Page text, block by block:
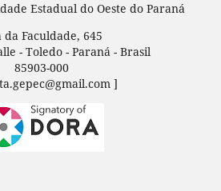
Estadual do Oeste do Paraná
da Faculdade, 645
- Toledo - Paraná - Brasil
85903-000
]